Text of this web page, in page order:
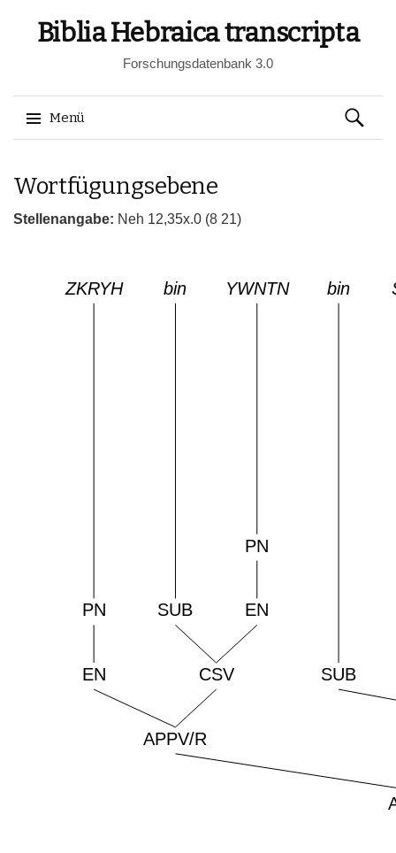
Biblia Hebraica transcripta
Forschungsdatenbank 3.0
Menü
zum
Suchen
nach:
Wortfügungsebene
Stellenangabe: Neh 12,35x.0 (8 21)